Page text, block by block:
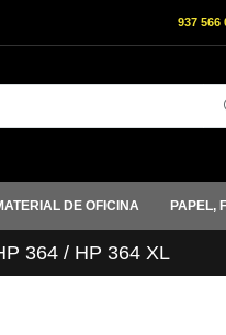
937 566
DE OFICINA PAPEL,
364 / HP 364 XL